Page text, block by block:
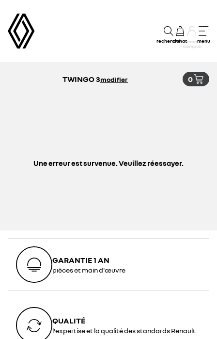
rechercheachatmon
compte
menu
TWINGO 3modifier 0
Une erreur est survenue. Veuillez réessayer.
GARANTIE 1 AN
pièces et main d'œuvre
QUALITÉ
l'expertise et la qualité des standards Renault